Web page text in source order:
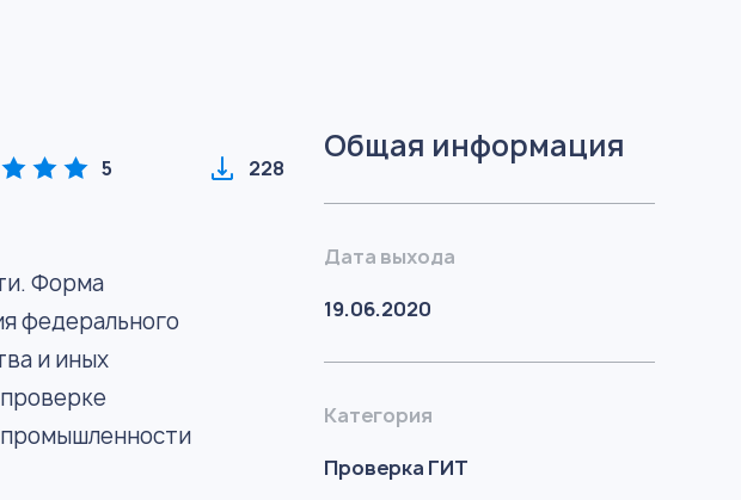
5 228
Общая информация
Дата выхода
19.06.2020
Категория
Проверка ГИТ
Форма
федерального
и иных